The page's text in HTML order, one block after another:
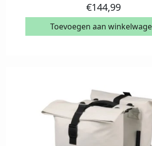
€144,99
Toevoegen aan